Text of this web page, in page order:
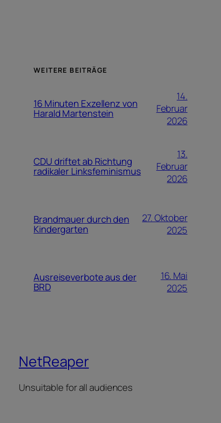
WEITERE BEITRÄGE
16 Minuten Exzellenz von
Harald Martenstein
14.
Februar
2026
CDU driftet ab Richtung
radikaler Linksfeminismus
13.
Februar
2026
Brandmauer durch den
Kindergarten
27. Oktober
2025
Ausreiseverbote aus der
BRD
16. Mai
2025
NetReaper
Unsuitable for all audiences